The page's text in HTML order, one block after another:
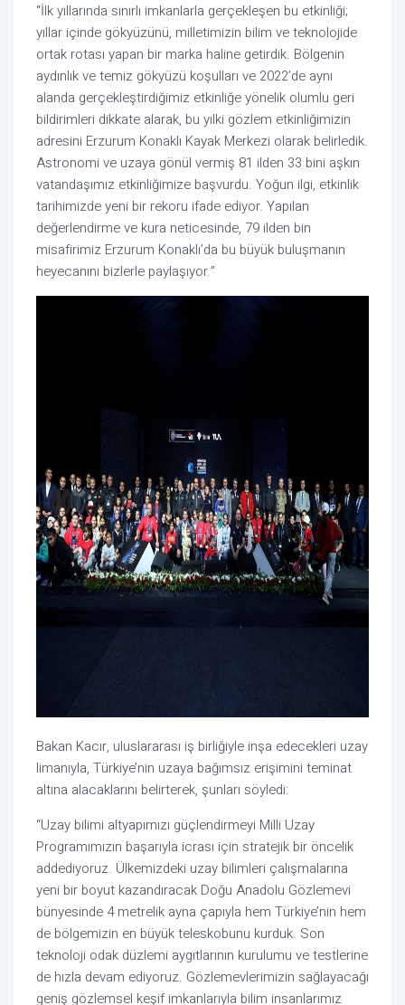
“İlk yıllarında sınırlı imkanlarla gerçekleşen bu etkinliği;
yıllar içinde gökyüzünü, milletimizin bilim ve teknolojide
ortak rotası yapan bir marka haline getirdik. Bölgenin
aydınlık ve temiz gökyüzü koşulları ve 2022’de aynı
alanda gerçekleştirdiğimiz etkinliğe yönelik olumlu geri
bildirimleri dikkate alarak, bu yılki gözlem etkinliğimizin
adresini Erzurum Konaklı Kayak Merkezi olarak belirledik.
Astronomi ve uzaya gönül vermiş 81 ilden 33 bini aşkın
vatandaşımız etkinliğimize başvurdu. Yoğun ilgi, etkinlik
tarihimizde yeni bir rekoru ifade ediyor. Yapılan
değerlendirme ve kura neticesinde, 79 ilden bin
misafirimiz Erzurum Konaklı’da bu büyük buluşmanın
heyecanını bizlerle paylaşıyor.”
Bakan Kacır, uluslararası iş birliğiyle inşa edecekleri uzay
limanıyla, Türkiye’nin uzaya bağımsız erişimini teminat
altına alacaklarını belirterek, şunları söyledi:
“Uzay bilimi altyapımızı güçlendirmeyi Milli Uzay
Programımızın başarıyla icrası için stratejik bir öncelik
addediyoruz. Ülkemizdeki uzay bilimleri çalışmalarına
yeni bir boyut kazandıracak Doğu Anadolu Gözlemevi
bünyesinde 4 metrelik ayna çapıyla hem Türkiye’nin hem
de bölgemizin en büyük teleskobunu kurduk. Son
teknoloji odak düzlemi aygıtlarının kurulumu ve testlerine
de hızla devam ediyoruz. Gözlemevlerimizin sağlayacağı
geniş gözlemsel keşif imkanlarıyla bilim insanlarımız